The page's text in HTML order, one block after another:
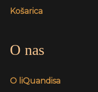
Košarica
O nas
O liQuandisa